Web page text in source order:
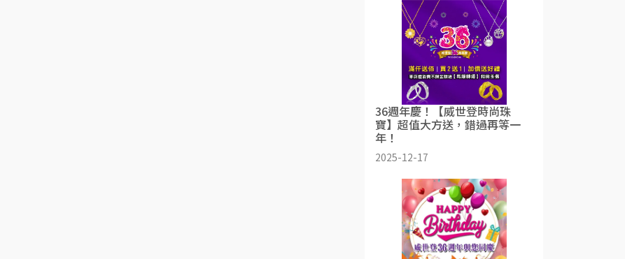
36週年慶！【威世登時尚珠
寶】超值大方送，錯過再等一
年！
2025-12-17